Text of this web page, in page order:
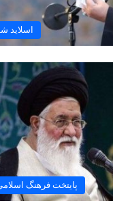
اسلاید
پایتخت فرهنگ